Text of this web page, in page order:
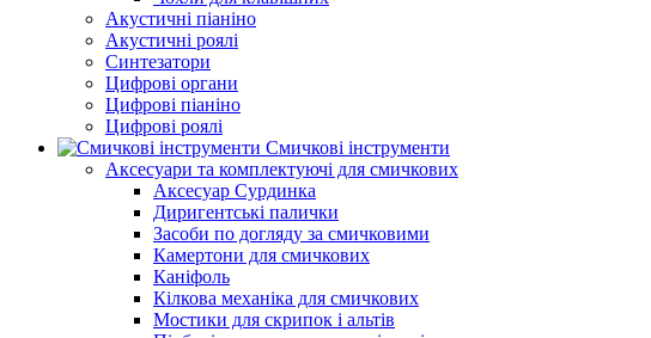
Акустичні піаніно
Акустичні роялі
Синтезатори
Цифрові органи
Цифрові піаніно
Цифрові роялі
Смичкові інструменти
Аксесуари та комплектуючі для смичкових
Аксесуар Сурдинка
Диригентські палички
Засоби по догляду за смичковими
Камертони для смичкових
Каніфоль
Кілкова механіка для смичкових
Мостики для скрипок і альтів